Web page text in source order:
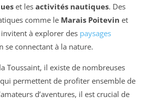
et les activités nautiques. Des
comme le Marais Poitevin et
invitent à explorer des paysages
se connectant à la nature.
Toussaint, il existe de nombreuses
qui permettent de profiter ensemble de
d’aventures, il est crucial de